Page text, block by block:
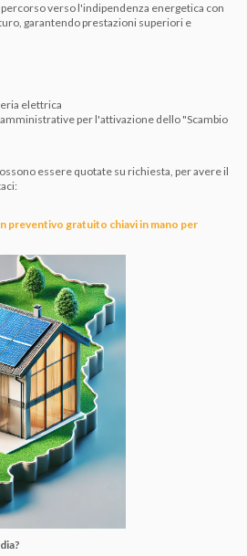
verso l'indipendenza energetica con
garantendo prestazioni superiori e
elettrica
per l'attivazione dello "Scambio
essere quotate su richiesta, per avere il
preventivo gratuito chiavi in mano per